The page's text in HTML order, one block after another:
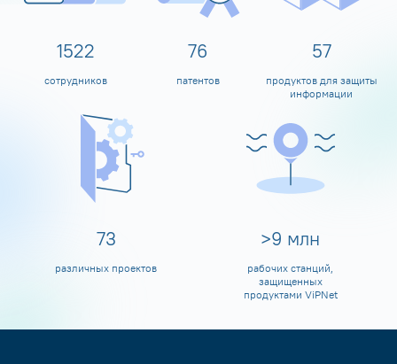
1600
сотрудников
80
патентов
60
продуктов для защиты
информации
80
различных проектов
>10 млн
рабочих станций,
защищенных
продуктами ViPNet